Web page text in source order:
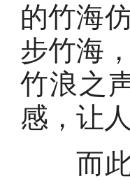
的竹海
步竹海
竹浪之
感，让
而此